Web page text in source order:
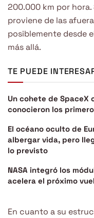
200.000 km por
proviene de las
posiblemente desde
más allá.
TE PUEDE
Un cohete de SpaceX
conocieron los
El océano oculto de
albergar vida, pero
lo previsto
NASA integró los
acelera el próximo
En cuanto a su